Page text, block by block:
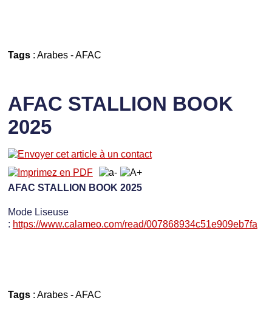
Tags: Arabes-AFAC
AFAC STALLION BOOK
2025
AFAC STALLION BOOK 2025
Mode Liseuse
: https://www.calameo.com/read/007868934c51e909eb7fa
Tags: Arabes-AFAC